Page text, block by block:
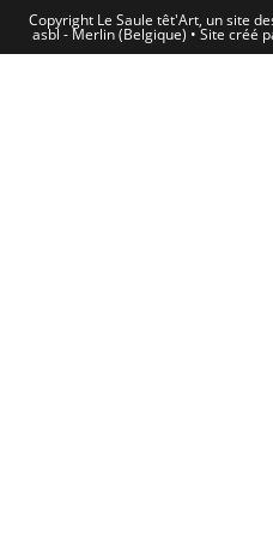
Copyright Le Saule têt'Art, un site
asbl - Merlin (Belgique) • Site créé